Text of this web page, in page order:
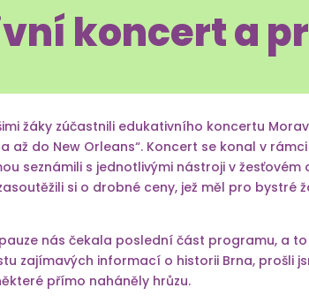
koncert a
žáky zúčastnili edukativního koncertu
až do New Orleans“. Koncert se konal v
seznámili s jednotlivými nástroji v
si o drobné ceny, jež měl pro bystré
nás čekala poslední část programu, a
zajímavých informací o historii Brna, prošli
přímo naháněly hrůzu.